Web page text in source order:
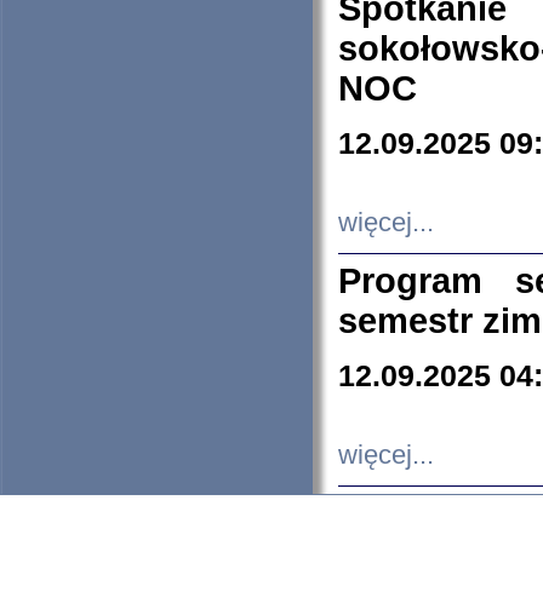
NOC
12.09.2025
więcej...
Program
semestr
12.09.2025
więcej...